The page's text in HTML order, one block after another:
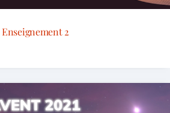
Enseignement 2